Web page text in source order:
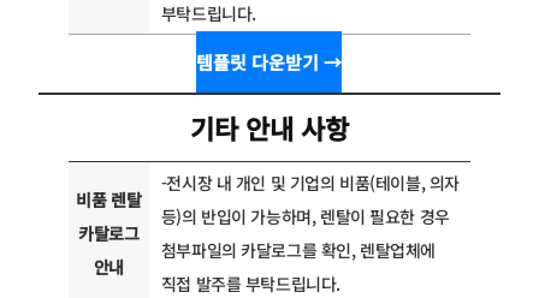
부탁드립니다.
템플릿 다운받기 →
기타 안내 사항
비품 렌탈
카탈로그
안내
-전시장 내 개인 및 기업의 비품(테이블, 의자
등)의 반입이 가능하며, 렌탈이 필요한 경우
첨부파일의 카달로그를 확인, 렌탈업체에
직접 발주를 부탁드립니다.